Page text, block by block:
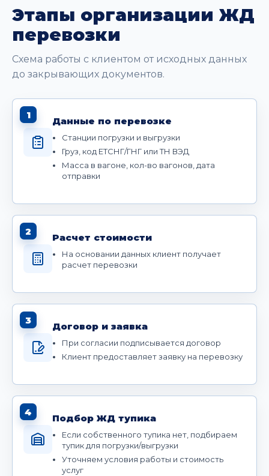
Этапы организации ЖД
перевозки
Схема работы с клиентом от исходных данных
до закрывающих документов.
1
Данные по перевозке
Станции погрузки и выгрузки
Груз, код ЕТСНГ/ГНГ или ТН ВЭД
Масса в вагоне, кол-во вагонов, дата
отправки
2
Расчет стоимости
На основании данных клиент получает
расчет перевозки
3
Договор и заявка
При согласии подписывается договор
Клиент предоставляет заявку на перевозку
4
Подбор ЖД тупика
Если собственного тупика нет, подбираем
тупик для погрузки/выгрузки
Уточняем условия работы и стоимость
услуг